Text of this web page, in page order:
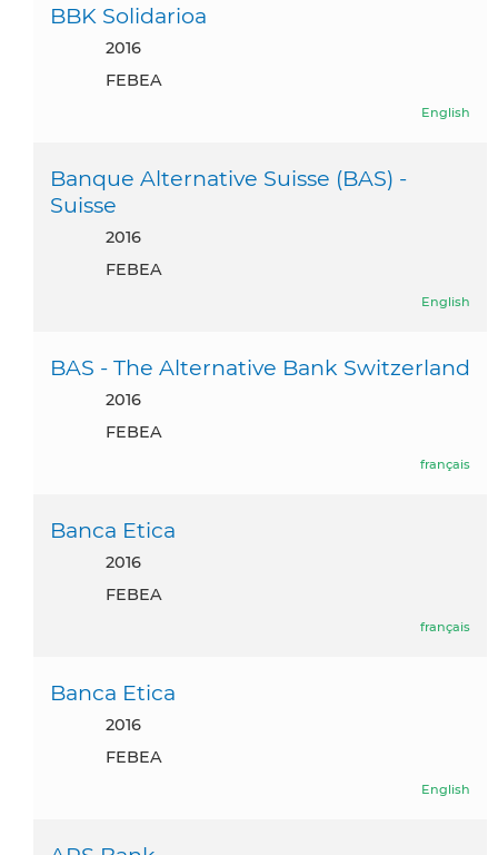
BBK Solidarioa
2016
FEBEA
English
Banque Alternative Suisse (BAS) -
Suisse
2016
FEBEA
English
BAS - The Alternative Bank Switzerland
2016
FEBEA
français
Banca Etica
2016
FEBEA
français
Banca Etica
2016
FEBEA
English